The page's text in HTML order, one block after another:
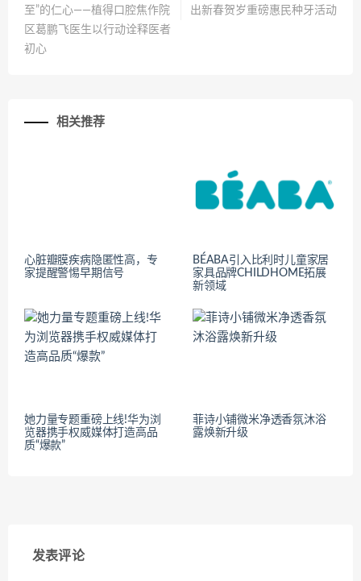
至”的仁心——植得口腔焦作院
区葛鹏飞医生以行动诠释医者
初心
出新春贺岁重磅惠民种牙活动
相关推荐
心脏瓣膜疾病隐匿性高，专
家提醒警惕早期信号
BÉABA引入比利时儿童家居
家具品牌CHILDHOME拓展
新领域
她力量专题重磅上线!华为浏
览器携手权威媒体打造高品
质“爆款”
菲诗小铺微米净透香氛沐浴
露焕新升级
发表评论